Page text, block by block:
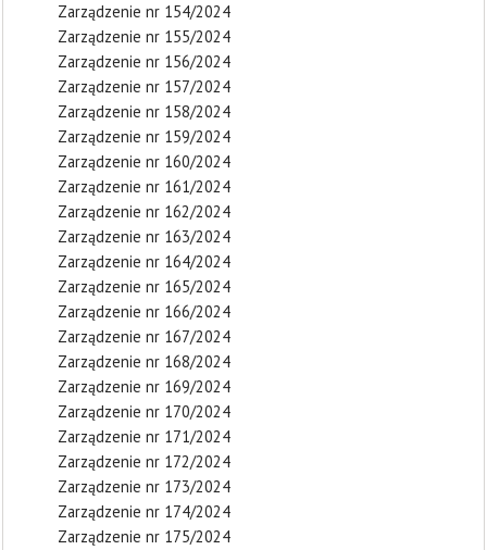
Zarządzenie nr 154/2024
Zarządzenie nr 155/2024
Zarządzenie nr 156/2024
Zarządzenie nr 157/2024
Zarządzenie nr 158/2024
Zarządzenie nr 159/2024
Zarządzenie nr 160/2024
Zarządzenie nr 161/2024
Zarządzenie nr 162/2024
Zarządzenie nr 163/2024
Zarządzenie nr 164/2024
Zarządzenie nr 165/2024
Zarządzenie nr 166/2024
Zarządzenie nr 167/2024
Zarządzenie nr 168/2024
Zarządzenie nr 169/2024
Zarządzenie nr 170/2024
Zarządzenie nr 171/2024
Zarządzenie nr 172/2024
Zarządzenie nr 173/2024
Zarządzenie nr 174/2024
Zarządzenie nr 175/2024